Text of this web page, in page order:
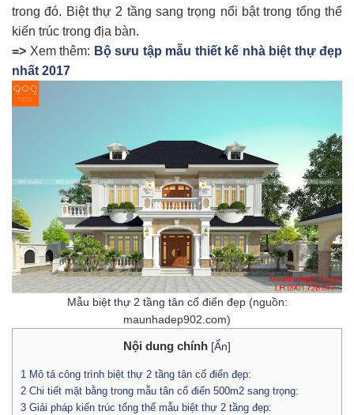
trong đó. Biệt thự 2 tầng sang trọng nổi bật trong tổng thể
kiến trúc trong địa bàn.
=> Xem thêm: Bộ sưu tập mẫu thiết kế nhà biệt thự đẹp
nhất 2017
Mẫu biệt thự 2 tầng tân cổ điển đẹp (nguồn:
maunhadep902.com)
Nội dung chính [Ẩn]
1 Mô tả công trình biệt thự 2 tầng tân cổ điển đẹp:
2 Chi tiết mặt bằng trong mẫu tân cổ điển 500m2 sang trọng:
3 Giải pháp kiến trúc tổng thể mẫu biệt thự 2 tầng đẹp: